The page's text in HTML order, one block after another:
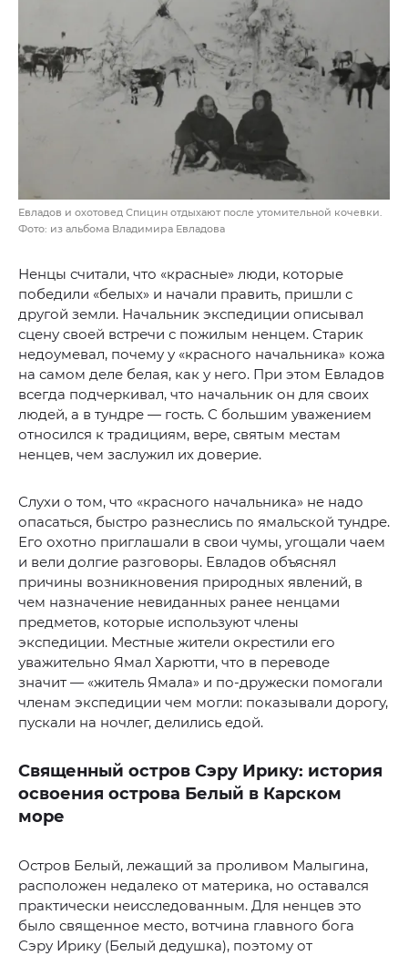
Евладов и охотовед Спицин отдыхают после утомительной кочевки.
Фото: из альбома Владимира Евладова
Ненцы считали, что «красные» люди, которые
победили «белых» и начали править, пришли с
другой земли. Начальник экспедиции описывал
сцену своей встречи с пожилым ненцем. Старик
недоумевал, почему у «красного начальника» кожа
на самом деле белая, как у него. При этом Евладов
всегда подчеркивал, что начальник он для своих
людей, а в тундре — гость. С большим уважением
относился к традициям, вере, святым местам
ненцев, чем заслужил их доверие.
Слухи о том, что «красного начальника» не надо
опасаться, быстро разнеслись по ямальской тундре.
Его охотно приглашали в свои чумы, угощали чаем
и вели долгие разговоры. Евладов объяснял
причины возникновения природных явлений, в
чем назначение невиданных ранее ненцами
предметов, которые используют члены
экспедиции. Местные жители окрестили его
уважительно Ямал Харютти, что в переводе
значит — «житель Ямала» и по-дружески помогали
членам экспедиции чем могли: показывали дорогу,
пускали на ночлег, делились едой.
Священный остров Сэру Ирику: история
освоения острова Белый в Карском
море
Остров Белый, лежащий за проливом Малыгина,
расположен недалеко от материка, но оставался
практически неисследованным. Для ненцев это
было священное место, вотчина главного бога
Сэру Ирику (Белый дедушка), поэтому от